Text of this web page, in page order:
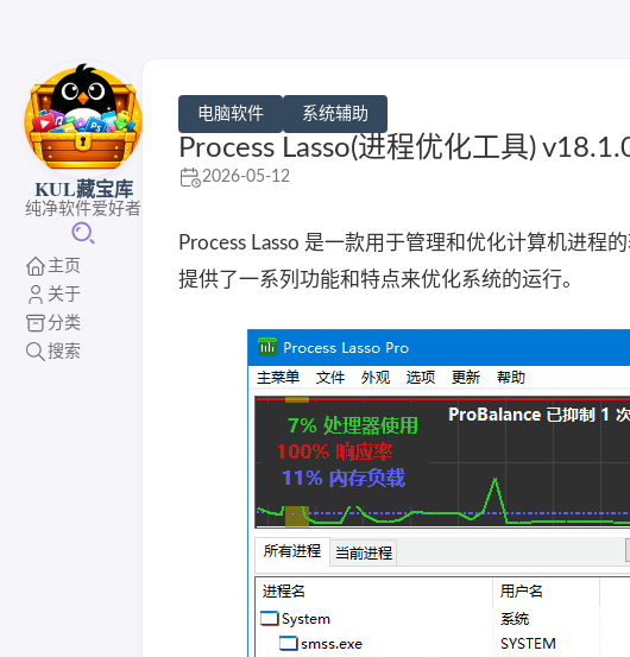
KUL藏宝库
纯净软件爱好者
主页
关于
分类
搜索
电脑软件 系统辅助
Process Lasso(进程优化工具)
2026-05-12
Process Lasso 是一款用于管理和优化计算机进程
提供了一系列功能和特点来优化系统的运行。